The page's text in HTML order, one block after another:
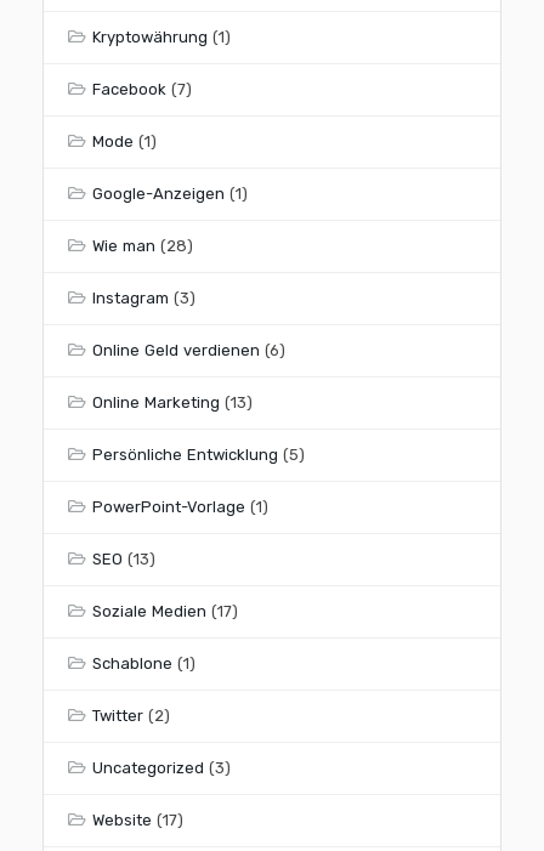
Kryptowährung (1)
Facebook (7)
Mode (1)
Google-Anzeigen (1)
Wie man (28)
Instagram (3)
Online Geld verdienen (6)
Online Marketing (13)
Persönliche Entwicklung (5)
PowerPoint-Vorlage (1)
SEO (13)
Soziale Medien (17)
Schablone (1)
Twitter (2)
Uncategorized (3)
Website (17)